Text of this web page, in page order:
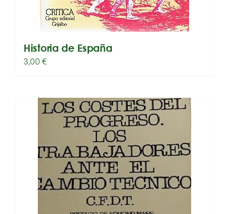
Historia de España
3,00€